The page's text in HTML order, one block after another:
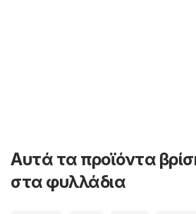
Αυτά τα προϊόντα
στα φυλλάδια